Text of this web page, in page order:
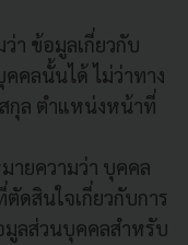
า ข้อมูลเกี่ยวกับ
คลนั้นได้ ไม่ว่าทาง
กุล ตำแหน่งหน้าที่
ายความว่า บุคคล
ดสินใจเกี่ยวกับการ
มูลส่วนบุคคลสำหรับ